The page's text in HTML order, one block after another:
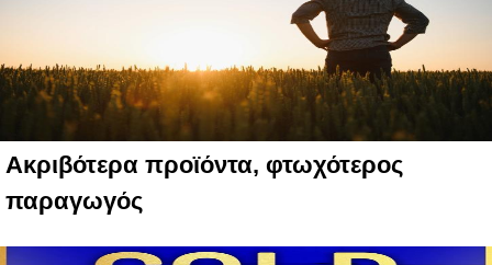
Ακριβότερα προϊόντα, φτωχότερος
παραγωγός